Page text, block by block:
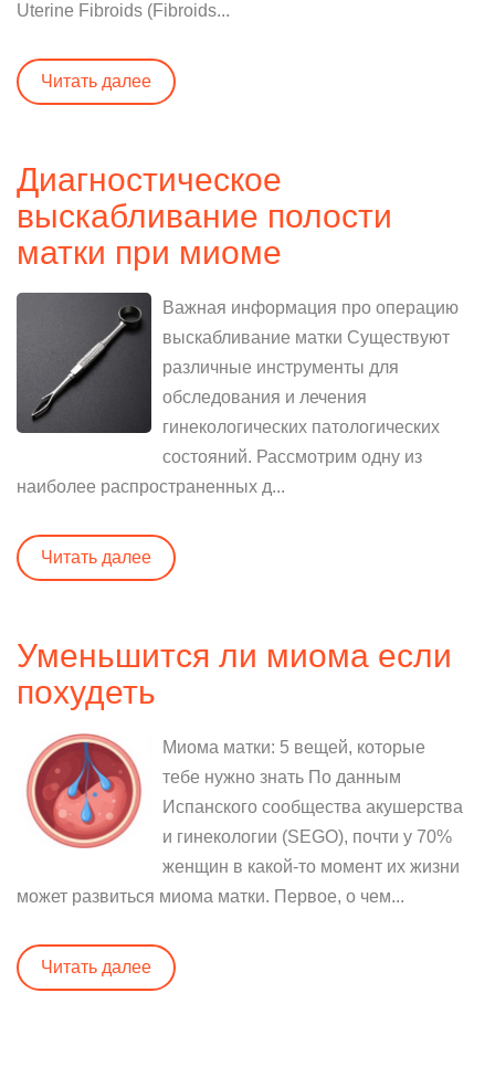
Uterine Fibroids (Fibroids...
Читать далее
Диагностическое
выскабливание полости
матки при миоме
Важная информация про операцию
выскабливание матки Существуют
различные инструменты для
обследования и лечения
гинекологических патологических
состояний. Рассмотрим одну из
наиболее распространенных д...
Читать далее
Уменьшится ли миома если
похудеть
Миома матки: 5 вещей, которые
тебе нужно знать По данным
Испанского сообщества акушерства
и гинекологии (SEGO), почти у 70%
женщин в какой-то момент их жизни
может развиться миома матки. Первое, о чем...
Читать далее